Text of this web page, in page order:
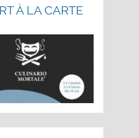
À LA CARTE